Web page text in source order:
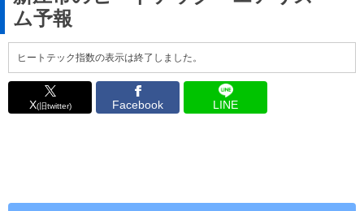
ム予報
ヒートテック指数の表示は終了しました。
X(旧twitter) Facebook LINE